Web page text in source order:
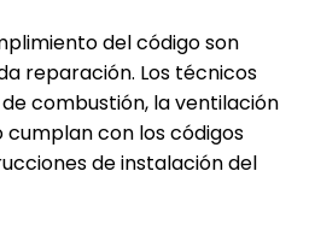
del código son
reparación. Los técnicos
combustión, la ventilación
con los códigos
de instalación del